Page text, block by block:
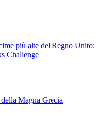
più alte del Regno Unito:
Challenge
Magna Grecia